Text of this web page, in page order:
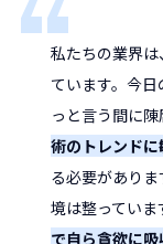
私たちの業界
ています。今
っと言う間に陳
術のトレンドに
る必要があり
境は整っていま
で自ら貪欲に